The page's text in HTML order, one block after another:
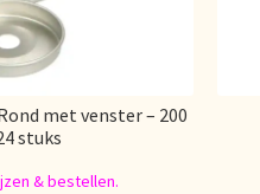
met venster – 200
stuks
& bestellen.